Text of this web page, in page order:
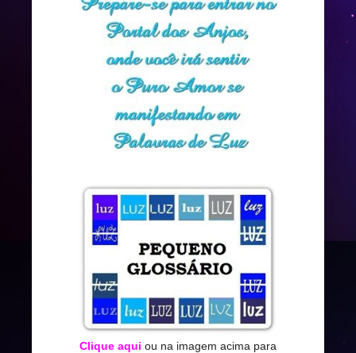
Clique aqui ou na imagem acima para